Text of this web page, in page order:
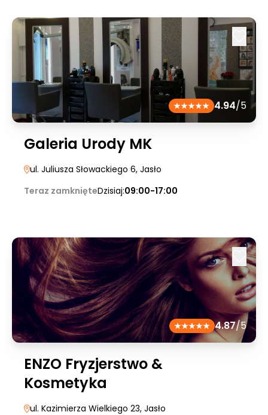
4.94/5
Galeria Urody MK
ul. Juliusza Słowackiego 6, Jasło
Teraz zamknięteDzisiaj:09:00-17:00
4.87/5
ENZO Fryzjerstwo &
Kosmetyka
ul. Kazimierza Wielkiego 23, Jasło